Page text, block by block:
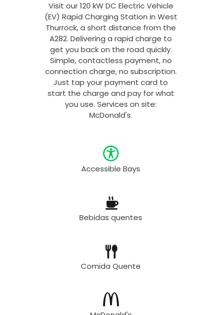
Visit our 120 kW DC Electric Vehicle
(EV) Rapid Charging Station in West
Thurrock, a short distance from the
A282. Delivering a rapid charge to
get you back on the road quickly.
Simple, contactless payment, no
connection charge, no subscription.
Just tap your payment card to
start the charge and pay for what
you use. Services on site:
McDonald's.
Accessible Bays
Bebidas quentes
Comida Quente